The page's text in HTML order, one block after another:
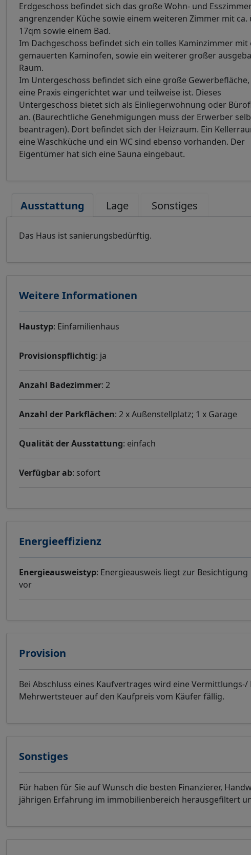
Erdgeschoss befindet sich das große Wohn- und
angrenzender Küche sowie einem weiteren Zimmer mit ca.
17qm sowie einem Bad.
Im Dachgeschoss befindet sich ein tolles Kaminzimmer mit
gemauerten Kaminofen, sowie ein weiterer großer
Raum.
Im Untergeschoss befindet sich eine große
eine Praxis eingerichtet war und teilweise ist. Dieses
Untergeschoss bietet sich als Einliegerwohnung oder
an. (Baurechtliche Genehmigungen muss der Erwerber
beantragen). Dort befindet sich der Heizraum. Ein
eine Waschküche und ein WC sind ebenso vorhanden. Der
Eigentümer hat sich eine Sauna eingebaut.
Ausstattung Lage Sonstiges
Das Haus ist sanierungsbedürftig.
Weitere Informationen
Haustyp: Einfamilienhaus
Provisionspflichtig: ja
Anzahl Badezimmer: 2
Anzahl der Parkflächen: 2 x Außenstellplatz; 1 x Garage
Qualität der Ausstattung: einfach
Verfügbar ab: sofort
Energieeffizienz
Energieausweistyp: Energieausweis liegt zur Besichtigung
vor
Provision
Bei Abschluss eines Kaufvertrages wird eine
Mehrwertsteuer auf den Kaufpreis vom Käufer fällig.
Sonstiges
Für haben für Sie auf Wunsch die besten Finanzierer,
jährigen Erfahrung im immobilienbereich herausgefiltert